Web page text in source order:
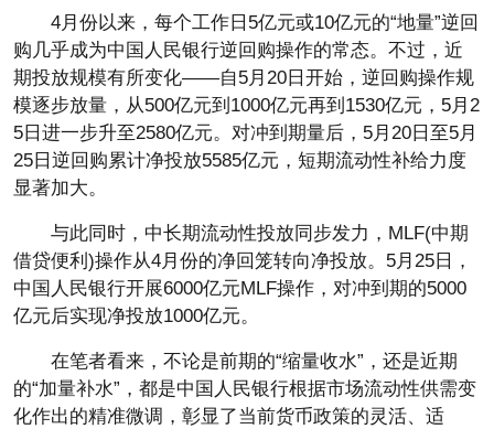
4月份以来，每个工作日5亿元或10亿元的“地量”逆回
购几乎成为中国人民银行逆回购操作的常态。不过，近
期投放规模有所变化——自5月20日开始，逆回购操作规
模逐步放量，从500亿元到1000亿元再到1530亿元，5月2
5日进一步升至2580亿元。对冲到期量后，5月20日至5月
25日逆回购累计净投放5585亿元，短期流动性补给力度
显著加大。
与此同时，中长期流动性投放同步发力，MLF(中期
借贷便利)操作从4月份的净回笼转向净投放。5月25日，
中国人民银行开展6000亿元MLF操作，对冲到期的5000
亿元后实现净投放1000亿元。
在笔者看来，不论是前期的“缩量收水”，还是近期
的“加量补水”，都是中国人民银行根据市场流动性供需变
化作出的精准微调，彰显了当前货币政策的灵活、适